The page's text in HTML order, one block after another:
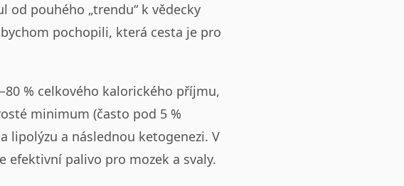
od pouhého „trendu“ k vědecky
pochopili, která cesta je pro
% celkového kalorického příjmu,
minimum (často pod 5 %
lipolýzu a následnou ketogenezi. V
palivo pro mozek a svaly.